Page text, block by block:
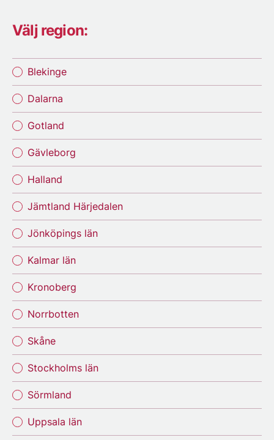
Välj region:
Blekinge
Dalarna
Gotland
Gävleborg
Halland
Jämtland Härjedalen
Jönköpings län
Kalmar län
Kronoberg
Norrbotten
Skåne
Stockholms län
Sörmland
Uppsala län